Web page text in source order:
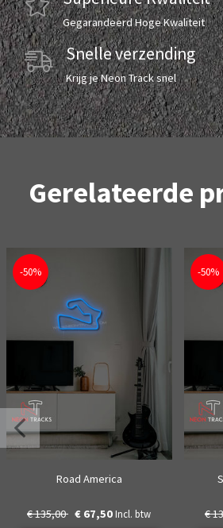
Gegarandeerd Hoge Kwaliteit
Snelle verzending
Krijg je Neon Track snel
Gerelateerde
-50%
Road America
€ 135,00 € 67,50 Incl. btw
-50%
€